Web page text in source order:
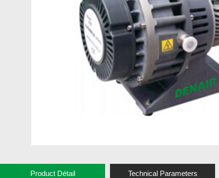
Product Détail Technical Parameters